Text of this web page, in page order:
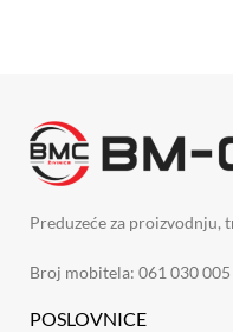
Preduzeće za proizvodnju,
Broj mobitela: 061 030 005
POSLOVNICE